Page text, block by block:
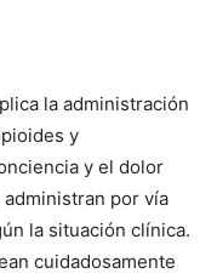
la administración
y
y el dolor
por vía
la situación clínica.
cuidadosamente